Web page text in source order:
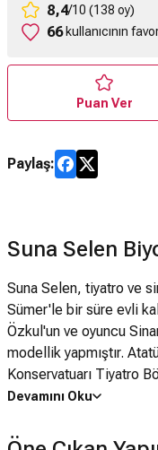
8,4/10 (138 oy)
66 kullanıcının
Puan Ver
Paylaş:
Suna Selen
Suna Selen, tiyatro ve
Sümer'le bir süre evli
Özkul'un ve oyuncu
modellik yapmıştır.
Konservatuarı Tiyatro
Tiyatrosu oyuncusudur.
Hukuk, 1 Yıl Felsefe-
Devamını Oku